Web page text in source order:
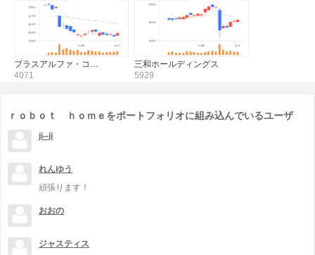
プラスアルファ・コ…
4071
三和ホールディングス
5929
ｒｏｂｏｔ ｈｏｍｅをポートフォリオに組み込んでいるユーザ
ji--ji
れんゆう
頑張ります！
おおの
ジャスティス